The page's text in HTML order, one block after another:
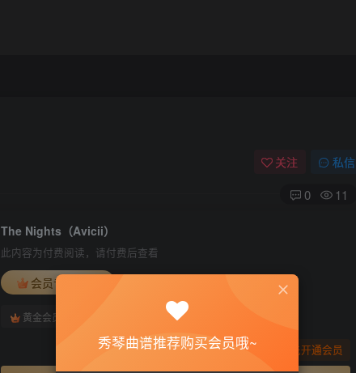
关注 私信
0 11
The Nights（Avicii）
此内容为付费阅读，请付费后查看
会员专属资源
黄金会员 免费
您暂无购买权限，请先开通会员
秀琴曲谱推荐购买会员哦~